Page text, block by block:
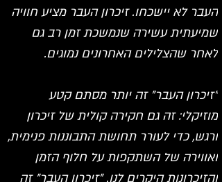
העבר לא יישכחו. זיכרון העבר מציע חוויה
שמיעתית עשירה שנמשכת זמן רב גם
לאחר שהצלילים האחרונים נמוגים.
"זיכרון העבר" זה יותר מסתם קטע
מוזיקלי: זה גם חקירה קולית של זיכרון
ורגש, כדי לעורר תחושת התבוננות פנימית,
ואווירה של השתקפות על חלוף הזמן
והזיכרונות היקרים לנו. "זיכרון העבר" זה